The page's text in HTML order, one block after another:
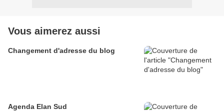
Vous aimerez aussi
Changement d'adresse du blog
Agenda Elan Sud